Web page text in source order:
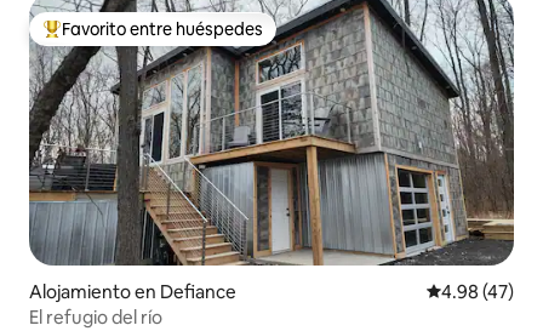
Favorito entre huéspedes preferido
Favorito entre huéspedes
Alojamiento en Defiance Calificación
4.98 (47)
El refugio del río